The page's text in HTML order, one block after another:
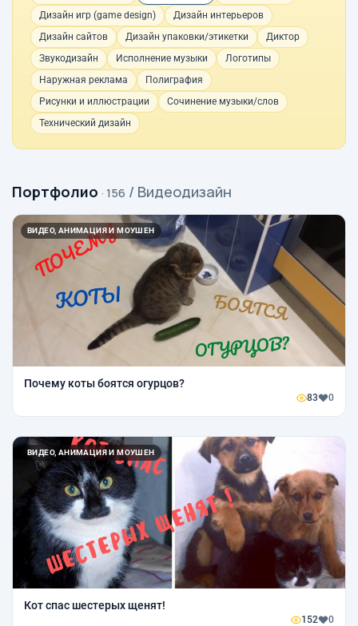
Дизайн игр (game design)
Дизайн интерьеров
Дизайн сайтов
Дизайн упаковки/этикетки
Диктор
Звукодизайн
Исполнение музыки
Логотипы
Наружная реклама
Полиграфия
Рисунки и иллюстрации
Сочинение музыки/слов
Технический дизайн
Портфолио · 156 / Видеодизайн
ВИДЕО, АНИМАЦИЯ И МОУШЕН
Почему коты боятся огурцов?
83 0
ВИДЕО, АНИМАЦИЯ И МОУШЕН
Кот спас шестерых щенят!
152 0